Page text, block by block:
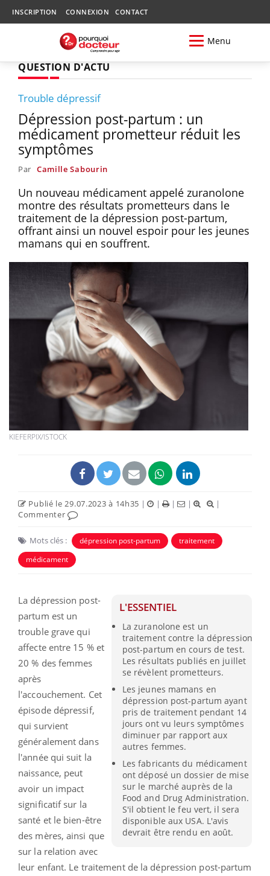
INSCRIPTION CONNEXION CONTACT
Menu
QUESTION D'ACTU
Trouble dépressif
Dépression post-partum : un
médicament prometteur réduit les
symptômes
Par Camille Sabourin
Un nouveau médicament appelé zuranolone
montre des résultats prometteurs dans le
traitement de la dépression post-partum,
offrant ainsi un nouvel espoir pour les jeunes
mamans qui en souffrent.
KIEFERPIX/ISTOCK
Publié le 29.07.2023 à 14h35 | | | |
|
Commenter
Mots clés : dépression post-partum
traitement
médicament
L'ESSENTIEL
La zuranolone est un
traitement contre la dépression
post-partum en cours de test.
Les résultats publiés en juillet
se révèlent prometteurs.
Les jeunes mamans en
dépression post-partum ayant
pris de traitement pendant 14
jours ont vu leurs symptômes
diminuer par rapport aux
autres femmes.
Les fabricants du médicament
ont déposé un dossier de mise
sur le marché auprès de la
Food and Drug Administration.
S'il obtient le feu vert, il sera
disponible aux USA. L'avis
devrait être rendu en août.
La dépression post-
partum est un
trouble grave qui
affecte entre 15 % et
20 % des femmes
après
l'accouchement. Cet
épisode dépressif,
qui survient
généralement dans
l'année qui suit la
naissance, peut
avoir un impact
significatif sur la
santé et le bien-être
des mères, ainsi que
sur la relation avec
leur enfant. Le traitement de la dépression post-partum